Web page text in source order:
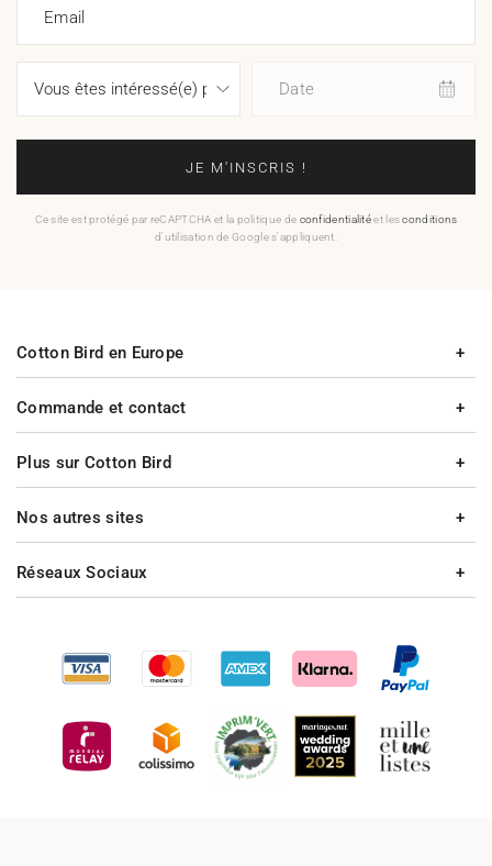
Email
Date
JE M'INSCRIS !
Ce site est protégé par reCAPTCHA et la politique de confidentialitéet lesconditions
d'utilisation de Google s'appliquent.
Commande et contact
Plus sur Cotton Bird
Cotton Bird en Europe
Nos autres sites
Réseaux Sociaux